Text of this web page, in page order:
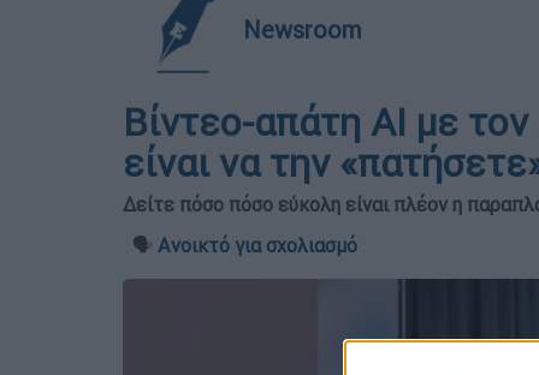
Newsroom
Βίντεο-απάτη ΑΙ με
είναι να την
Δείτε πόσο πόσο εύκολη είναι πλέον η
🗣️ Ανοικτό για σχολιασμό